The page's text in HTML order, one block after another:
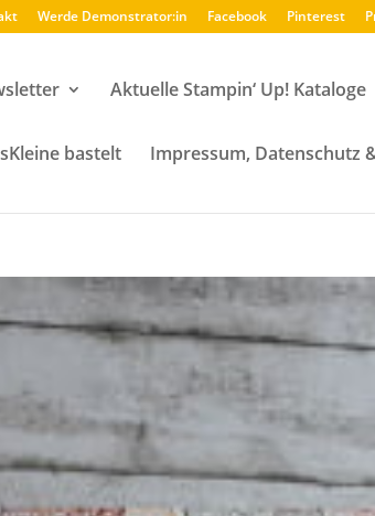
Werde Demonstrator:in Facebook Pinterest
Aktuelle Stampin‘ Up! Kataloge
bastelt Impressum, Datenschutz